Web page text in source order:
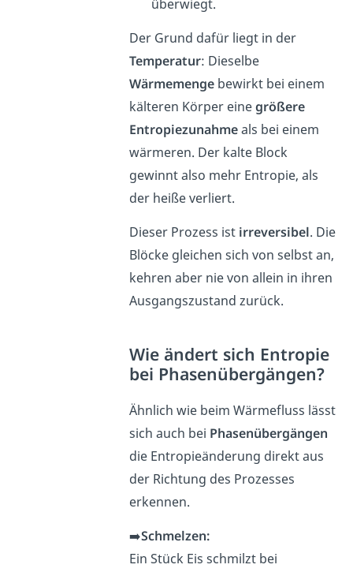
überwiegt.
Der Grund dafür liegt in der
Temperatur: Dieselbe
Wärmemenge bewirkt bei einem
kälteren Körper einegrößere
Entropiezunahmeals bei einem
wärmeren. Der kalte Block
gewinnt also mehr Entropie, als
der heiße verliert.
Dieser Prozess ist irreversibel. Die
Blöcke gleichen sich von selbst an,
kehren aber nie von allein in ihren
Ausgangszustand zurück.
Wie ändert sich Entropie
bei Phasenübergängen?
Ähnlich wie beim Wärmefluss lässt
sich auch bei Phasenübergängen
die Entropieänderung direkt aus
der Richtung des Prozesses
erkennen.
➡️Schmelzen:
Ein Stück Eis schmilzt bei